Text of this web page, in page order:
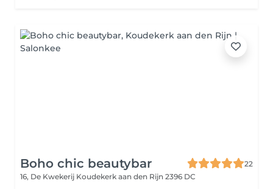
Boho chic beautybar
22
16, De Kwekerij Koudekerk aan den Rijn 2396 DC